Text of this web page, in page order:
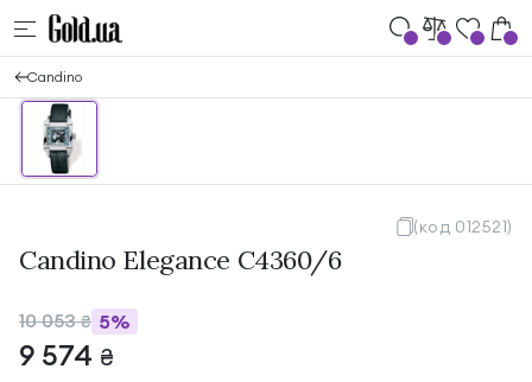
Candino
(код 012521)
Candino Elegance С4360/6
10 053₴ 5%
9 574 ₴